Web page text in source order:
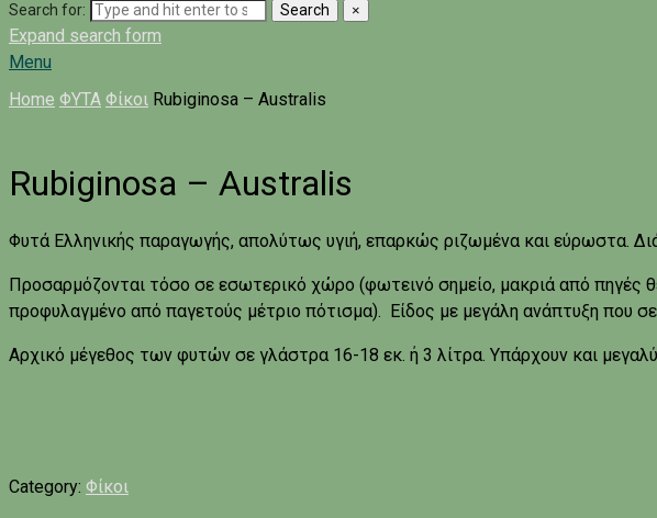
Search for: Search ×
Expand search form
Menu
Home ΦΥΤΑ Φίκοι Rubiginosa – Australis
Rubiginosa – Australis
Φυτά Ελληνικής παραγωγής, απολύτως υγιή, επαρκώς ριζωμένα και εύρωστα.
Προσαρμόζονται τόσο σε εσωτερικό χώρο (φωτεινό σημείο, μακριά από πηγές
προφυλαγμένο από παγετούς μέτριο πότισμα). Είδος με μεγάλη ανάπτυξη που σε
Αρχικό μέγεθος των φυτών σε γλάστρα 16-18 εκ. ή 3 λίτρα. Υπάρχουν και
Category: Φίκοι